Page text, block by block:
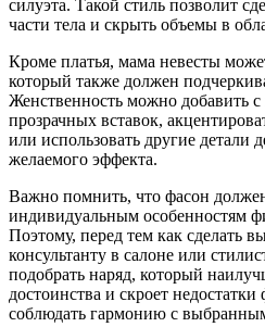
силуэта. Такой стиль позволит
части тела и скрыть объемы в
Кроме платья, мама невесты
который также должен
Женственность можно добавить
прозрачных вставок,
или использовать другие детали
желаемого эффекта.
Важно помнить, что фасон должен
индивидуальным особенностям
Поэтому, перед тем как сделать
консультанту в салоне или
подобрать наряд, который
достоинства и скроет
соблюдать гармонию с